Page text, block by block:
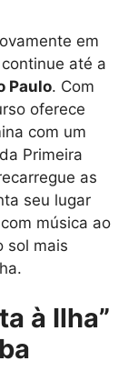
em
até a
Paulo. Com
oferece
com um
Primeira
as
seu lugar
música ao
sol mais
à Ilha”